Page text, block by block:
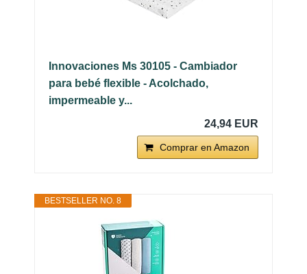
Innovaciones Ms 30105 - Cambiador
para bebé flexible - Acolchado,
impermeable y...
24,94 EUR
Comprar en Amazon
BESTSELLER NO. 8